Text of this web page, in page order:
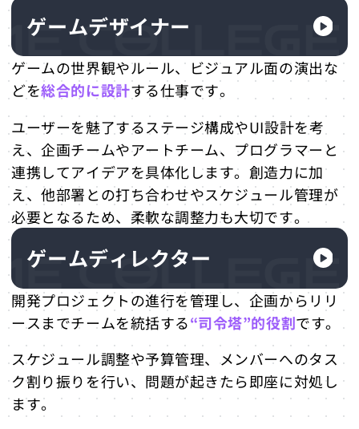
ゲームデザイナー
ゲームの世界観やルール、ビジュアル面の演出な
どを総合的に設計する仕事です。
ユーザーを魅了するステージ構成やUI設計を考
え、企画チームやアートチーム、プログラマーと
連携してアイデアを具体化します。創造力に加
え、他部署との打ち合わせやスケジュール管理が
必要となるため、柔軟な調整力も大切です。
ゲームディレクター
開発プロジェクトの進行を管理し、企画からリリ
ースまでチームを統括する“司令塔”的役割です。
スケジュール調整や予算管理、メンバーへのタス
ク割り振りを行い、問題が起きたら即座に対処し
ます。